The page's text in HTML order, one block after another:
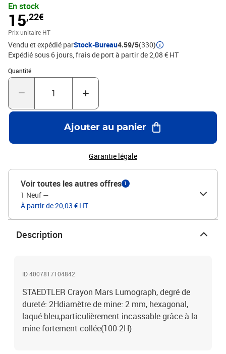
En stock
15,22€
Prix unitaire HT
Vendu et expédié parStock-Bureau4.59/5(330)
Expédié sous 6 jours, frais de port à partir de 2,08 € HT
Quantité
Quantité : 1
Ajouter au panier
Garantie légale
Voir toutes les autres offres 1
1 Neuf —
À partir de 20,03 € HT
Description
ID 4007817104842
STAEDTLER Crayon Mars Lumograph, degré de
dureté: 2Hdiamètre de mine: 2 mm, hexagonal,
laqué bleu,particulièrement incassable grâce à la
mine fortement collée(100-2H)